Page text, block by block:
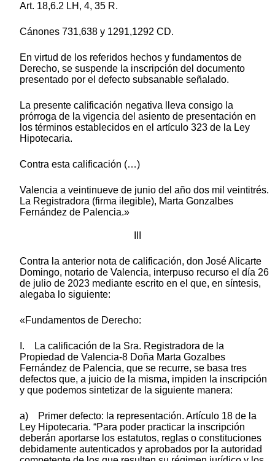
Art. 18,6.2 LH, 4, 35 R.
Cánones 731,638 y 1291,1292 CD.
En virtud de los referidos hechos y fundamentos de
Derecho, se suspende la inscripción del documento
presentado por el defecto subsanable señalado.
La presente calificación negativa lleva consigo la
prórroga de la vigencia del asiento de presentación en
los términos establecidos en el artículo 323 de la Ley
Hipotecaria.
Contra esta calificación (…)
Valencia a veintinueve de junio del año dos mil veintitrés.
La Registradora (firma ilegible), Marta Gonzalbes
Fernández de Palencia.»
Contra la anterior nota de calificación, don José Alicarte
Domingo, notario de Valencia, interpuso recurso el día 26
de julio de 2023 mediante escrito en el que, en síntesis,
alegaba lo siguiente:
«Fundamentos de Derecho:
I. La calificación de la Sra. Registradora de la
Propiedad de Valencia-8 Doña Marta Gozalbes
Fernández de Palencia, que se recurre, se basa tres
defectos que, a juicio de la misma, impiden la inscripción
y que podemos sintetizar de la siguiente manera:
a) Primer defecto: la representación. Artículo 18 de la
Ley Hipotecaria. “Para poder practicar la inscripción
deberán aportarse los estatutos, reglas o constituciones
debidamente autenticados y aprobados por la autoridad